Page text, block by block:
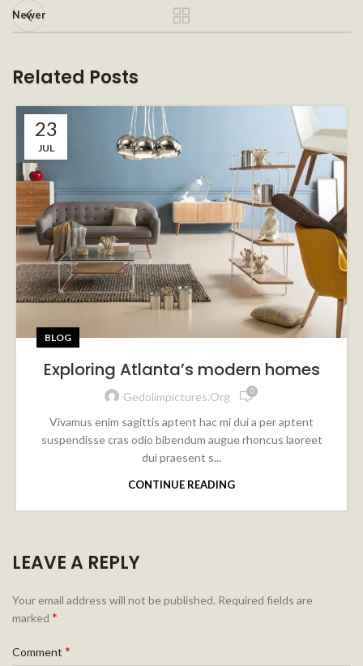
Newer
Related Posts
23
JUL
BLOG
Exploring Atlanta’s modern homes
Gedolimpictures.org 0
Vivamus enim sagittis aptent hac mi dui a per aptent
suspendisse cras odio bibendum augue rhoncus laoreet
dui praesent s...
CONTINUE READING
LEAVE A REPLY
Your email address will not be published. Required fields are
marked *
Comment *